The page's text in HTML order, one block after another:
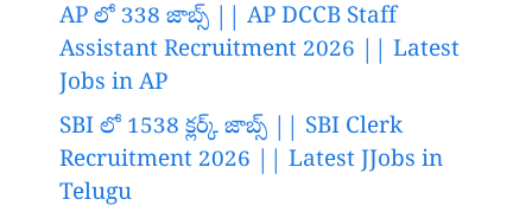
AP లో 338 జాబ్స్ || AP DCCB Staff
Assistant Recruitment 2026 || Latest
Jobs in AP
SBI లో 1538 క్లర్క్ జాబ్స్ || SBI Clerk
Recruitment 2026 || Latest JJobs in
Telugu